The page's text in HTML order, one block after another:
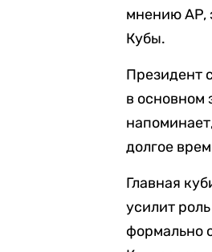
мнению AP,
Кубы.
Президент
в основном
долгое
Главная
усилит
формально